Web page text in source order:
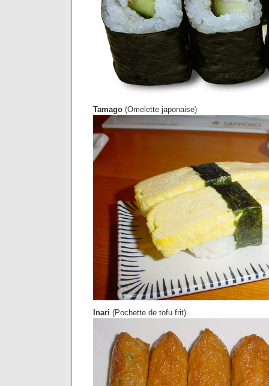
Tamago (Omelette japonaise)
Inari (Pochette de tofu frit)